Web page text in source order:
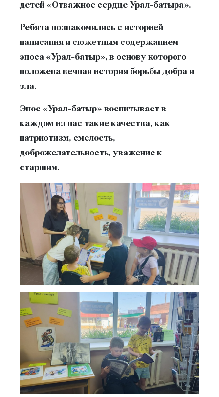
детей «Отважное сердце Урал-батыра».
Ребята познакомились с историей
написания и сюжетным содержанием
эпоса «Урал-батыр», в основу которого
положена вечная история борьбы добра и
зла.
Эпос «Урал-батыр» воспитывает в
каждом из нас такие качества, как
патриотизм, смелость,
доброжелательность, уважение к
старшим.